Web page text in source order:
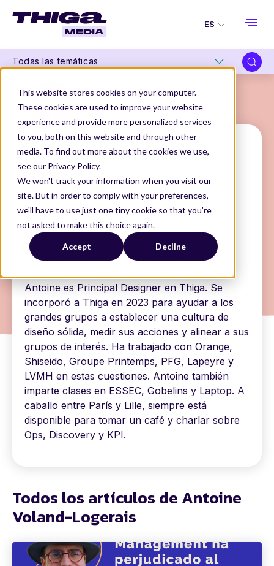
This website stores cookies on your computer.
These cookies are used to improve your website
experience and provide more personalized services
to you, both on this website and through other
media. To find out more about the cookies we use,
see our Privacy Policy.
We won't track your information when you visit our
site. But in order to comply with your preferences,
we'll have to use just one tiny cookie so that you're
not asked to make this choice again.
Accept Decline
ES
Todas las temáticas
THIGA MEDIA
NUESTROS AUTORES
Antoine Voland-Logerais
Design Ops Manager
Design Ops Manager
@THIGA
Antoine es Principal Designer en Thiga. Se
incorporó a Thiga en 2023 para ayudar a los
grandes grupos a establecer una cultura de
diseño sólida, medir sus acciones y alinear a sus
grupos de interés. Ha trabajado con Orange,
Shiseido, Groupe Printemps, PFG, Lapeyre y
LVMH en estas cuestiones. Antoine también
imparte clases en ESSEC, Gobelins y Laptop. A
caballo entre París y Lille, siempre está
disponible para tomar un café y charlar sobre
Ops, Discovery y KPI.
Todos los artículos de Antoine
Voland-Logerais